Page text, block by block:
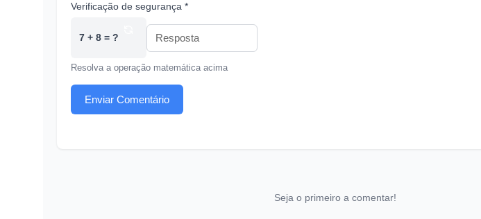
Verificação de segurança *
7 + 8 = ?
Resolva a operação matemática acima
Enviar Comentário
Seja o primeiro a comentar!